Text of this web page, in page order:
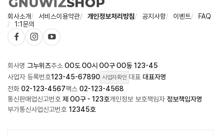
회사소개 서비스이용약관 개인정보처리방침 공지사항 이벤트
FAQ
1:1문의
회사명 그누위즈주소 OO도 OO시 OO구 OO동 123-45
사업자 등록번호123-45-67890 사업자확인 대표 대표자명
전화 02-123-4567팩스 02-123-4568
통신판매업신고번호 제 OO구 - 123호개인정보 보호책임자 정보책임자명
부가통신사업신고번호 12345호